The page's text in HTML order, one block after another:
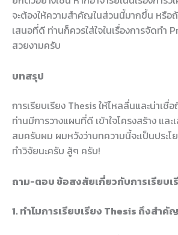
จะต้องให้ความสำคัญในส่วนนี้มากขึ้น หรือ
เสนอที่ดี ท่านก็ควรใส่ใจในเรื่องการจัดทำ
สวยงามครับ
บทสรุป
การเรียบเรียง Thesis ให้ไหลลื่นและน่าเชื่
ท่านมีการวางแผนที่ดี เข้าใจโครงสร้าง และ
สมครับผม ผมหวังว่าบทความนี้จะเป็นประ
ทำวิจัยนะครับ สู้ๆ ครับ!
ถาม-ตอบ ข้อสงสัยเกี่ยวกับการเรียบเ
1. ทำไมการเรียบเรียง Thesis ถึงสำคั